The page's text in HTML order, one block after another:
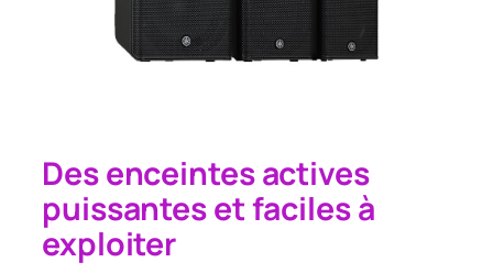
Des enceintes actives
puissantes et faciles à
exploiter